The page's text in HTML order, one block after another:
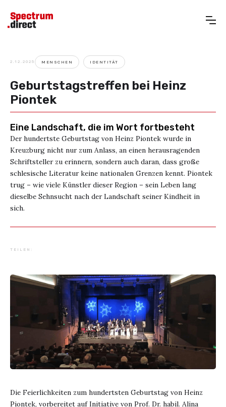
2.12.2025 MENSCHEN IDENTITÄT
Geburtstagstreffen bei Heinz
Piontek
Eine Landschaft, die im Wort fortbesteht
Der hundertste Geburtstag von Heinz Piontek wurde in
Kreuzburg nicht nur zum Anlass, an einen herausragenden
Schriftsteller zu erinnern, sondern auch daran, dass große
schlesische Literatur keine nationalen Grenzen kennt. Piontek
trug – wie viele Künstler dieser Region – sein Leben lang
dieselbe Sehnsucht nach der Landschaft seiner Kindheit in
sich.
TEILEN:
Die Feierlichkeiten zum hundertsten Geburtstag von Heinz
Piontek, vorbereitet auf Initiative von Prof. Dr. habil. Alina